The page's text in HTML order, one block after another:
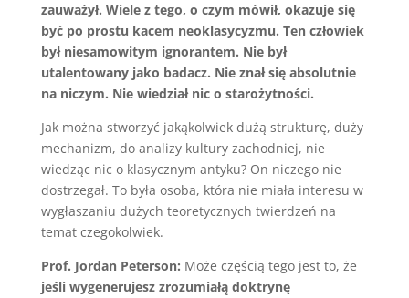
zauważył. Wiele z tego, o czym mówił, okazuje się
być po prostu kacem neoklasycyzmu. Ten człowiek
był niesamowitym ignorantem. Nie był
utalentowany jako badacz. Nie znał się absolutnie
na niczym. Nie wiedział nic o starożytności.
Jak można stworzyć jakąkolwiek dużą strukturę, duży
mechanizm, do analizy kultury zachodniej, nie
wiedząc nic o klasycznym antyku? On niczego nie
dostrzegał. To była osoba, która nie miała interesu w
wygłaszaniu dużych teoretycznych twierdzeń na
temat czegokolwiek.
Prof. Jordan Peterson: Może częścią tego jest to, że
jeśli wygenerujesz zrozumiałą doktrynę